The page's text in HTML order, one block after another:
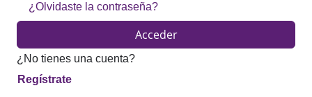
¿Olvidaste la contraseña?
Acceder
¿No tienes una cuenta?